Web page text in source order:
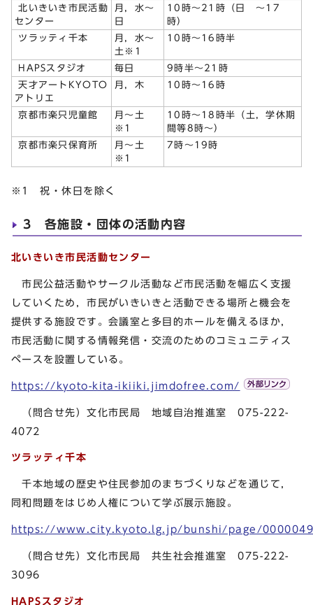
北いきいき市民活動
センター
月，水～
日
10時～21時（日 ～17
時）
ツラッティ千本
月，水～
土※1
10時～16時半
HAPSスタジオ 毎日
9時半～21時
天才アートKYOTO
アトリエ
月，木 10時～16時
京都市楽只児童館
月～土
※1
10時～18時半（土，学休期
間等8時～）
京都市楽只保育所
月～土
※1
7時～19時
※1 祝・休日を除く
3 各施設・団体の活動内容
北いきいき市民活動センター
市民公益活動やサークル活動など市民活動を幅広く支援
していくため，市民がいきいきと活動できる場所と機会を
提供する施設です。会議室と多目的ホールを備えるほか，
市民活動に関する情報発信・交流のためのコミュニティス
ペースを設置している。
https://kyoto-kita-ikiiki.jimdofree.com/
（問合せ先）文化市民局 地域自治推進室 075-222-
4072
ツラッティ千本
千本地域の歴史や住民参加のまちづくりなどを通じて，
同和問題をはじめ人権について学ぶ展示施設。
https://www.city.kyoto.lg.jp/bunshi/page/
（問合せ先）文化市民局 共生社会推進室 075-222-
3096
HAPSスタジオ